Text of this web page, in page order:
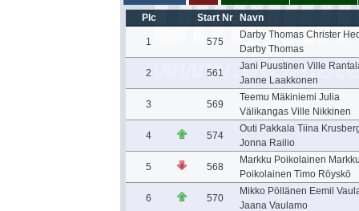
Plc Start Nr Navn
1 575
Darby Thomas Christer
Darby Thomas
2 561
Jani Puustinen Ville
Janne Laakkonen
3 569
Teemu Mäkiniemi Julia
Välikangas Ville Nikkinen
4 574
Outi Pakkala Tiina
Jonna Railio
5 568
Markku Poikolainen
Poikolainen Timo Röyskö
6 570
Mikko Pöllänen Eemil
Jaana Vaulamo